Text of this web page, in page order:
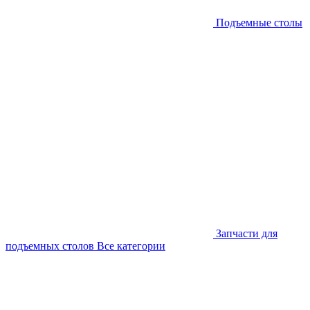
Подъемные столы
Запчасти для
подъемных столов Все категории